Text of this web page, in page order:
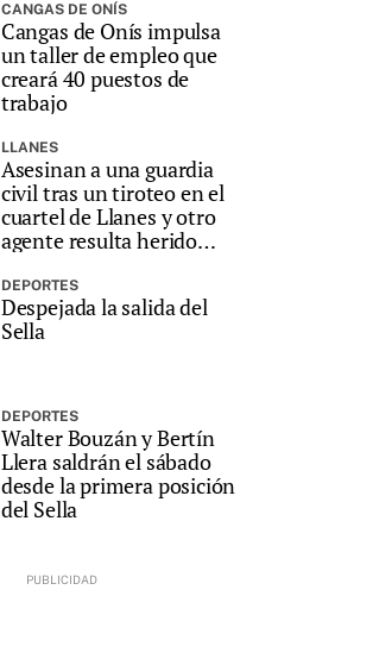
CANGAS DE ONÍS
Cangas de Onís impulsa
un taller de empleo que
creará 40 puestos de
trabajo
LLANES
Asesinan a una guardia
civil tras un tiroteo en el
cuartel de Llanes y otro
agente resulta herido
DEPORTES
Despejada la salida del
Sella
DEPORTES
Walter Bouzán y Bertín
Llera saldrán el sábado
desde la primera posición
del Sella